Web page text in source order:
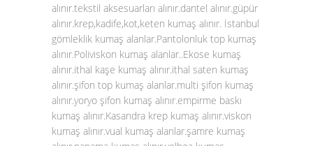
alınır.tekstil aksesuarları alınır.dantel alınır.güpür
alınır.krep,kadife,kot,keten kumaş alınır. İstanbul
gömleklik kumaş alanlar.Pantolonluk top kumaş
alınır.Poliviskon kumaş alanlar..Ekose kumaş
alınır.ithal kaşe kumaş alınır.ithal saten kumaş
alınır.şifon top kumaş alanlar.multi şifon kumaş
alınır.yoryo şifon kumaş alınır.empirme baskı
kumaş alınır.Kasandra krep kumaş alınır.viskon
kumaş alınır.vual kumaş alanlar.şamre kumaş